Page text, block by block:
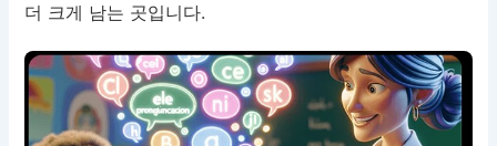
더 크게 남는 곳입니다.